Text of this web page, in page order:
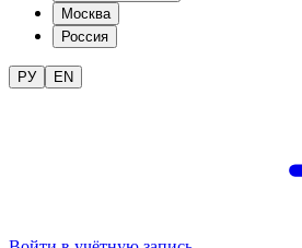
Москва
Россия
РУ EN